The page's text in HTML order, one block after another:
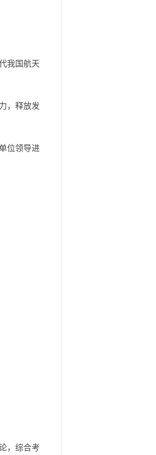
我国航天
，释放发
位领导进
，综合考